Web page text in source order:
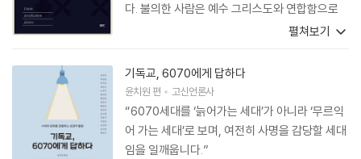
다. 불의한 사람은 예수 그리스도와 연합함으로
의롭게 되며(연합-칭의), 의롭게 된 사람은 세상
세히 언급하면 다음과 같다. ‘연합’은 첫째 황금 사
슬이다. 주님과 신자의 연합은 신구약 성경 전체
를 관통하는 중요한 사상이다. 특히 요한계시록에
연합 사상이 집대성되어 나타난다. ‘칭의’는 둘째
황금 사슬이다. 믿음으로 의롭게 된 사람은 자신
펼쳐보기
기독교, 6070에게 답하다
윤치원 편 고신언론사
“6070세대를 ‘늙어가는 세대’가 아니라 ‘무르익
어 가는 세대’로 보며, 여전히 사명을 감당할 세대
임을 일깨웁니다.”